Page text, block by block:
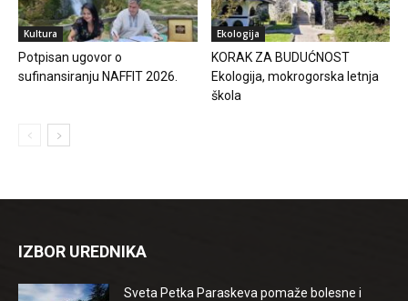
Kultura
Potpisan ugovor o
sufinansiranju NAFFIT 2026.
Ekologija
KORAK ZA BUDUĆNOST
Ekologija, mokrogorska letnja
škola
IZBOR UREDNIKA
Sveta Petka Paraskeva pomaže bolesne i